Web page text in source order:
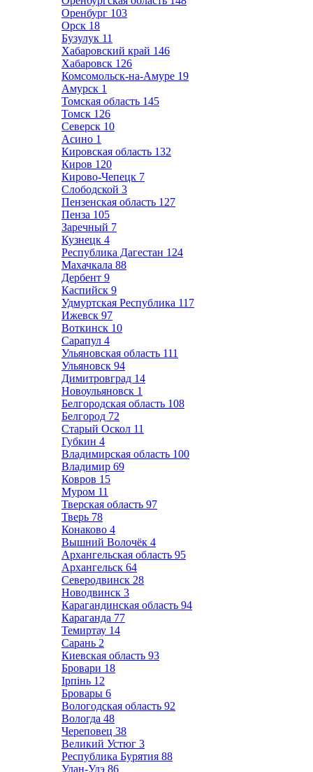
Оренбург 103
Орск 18
Бузулук 11
Хабаровский край 146
Хабаровск 126
Комсомольск-на-Амуре 19
Амурск 1
Томская область 145
Томск 126
Северск 10
Асино 1
Кировская область 132
Киров 120
Кирово-Чепецк 7
Слободской 3
Пензенская область 127
Пенза 105
Заречный 7
Кузнецк 4
Республика Дагестан 124
Махачкала 88
Дербент 9
Каспийск 9
Удмуртская Республика 117
Ижевск 97
Воткинск 10
Сарапул 4
Ульяновская область 111
Ульяновск 94
Димитровград 14
Новоульяновск 1
Белгородская область 108
Белгород 72
Старый Оскол 11
Губкин 4
Владимирская область 100
Владимир 69
Ковров 15
Муром 11
Тверская область 97
Тверь 78
Конаково 4
Вышний Волочёк 4
Архангельская область 95
Архангельск 64
Северодвинск 28
Новодвинск 3
Карагандинская область 94
Караганда 77
Темиртау 14
Сарань 2
Киевская область 93
Бровари 18
Ірпінь 12
Бровары 6
Вологодская область 92
Вологда 48
Череповец 38
Великий Устюг 3
Республика Бурятия 88
Улан-Удэ 86